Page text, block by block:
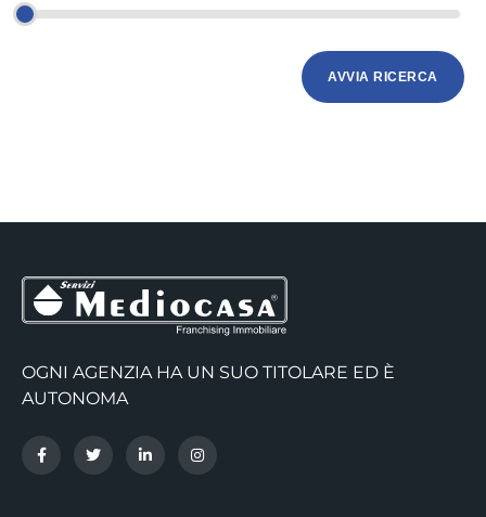
OGNI AGENZIA HA UN SUO TITOLARE ED È
AUTONOMA